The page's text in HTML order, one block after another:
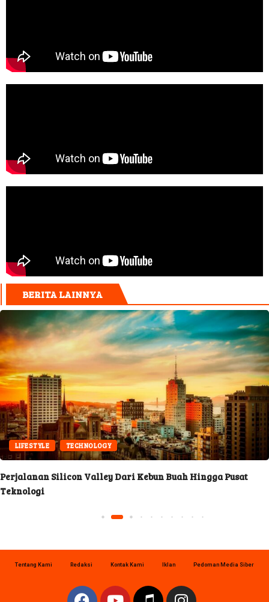
BERITA LAINNYA
LIFESTYLE TECHNOLOGY
Perjalanan Silicon Valley Dari Kebun Buah Hingga Pusat
Teknologi
Tentang Kami Redaksi Kontak Kami Iklan Pedoman Media Siber